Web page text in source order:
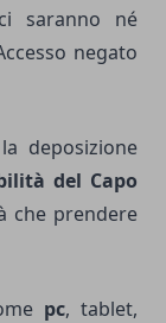
saranno né
negato
deposizione
del Capo
che prendere
pc, tablet,